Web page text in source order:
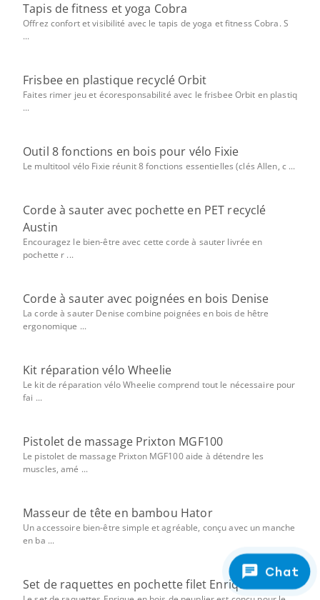
Tapis de fitness et yoga Cobra
Offrez confort et visibilité avec le tapis de yoga et fitness Cobra. S
...
Frisbee en plastique recyclé Orbit
Faites rimer jeu et écoresponsabilité avec le frisbee Orbit en plastiq
...
Outil 8 fonctions en bois pour vélo Fixie
Le multitool vélo Fixie réunit 8 fonctions essentielles (clés Allen, c ...
Corde à sauter avec pochette en PET recyclé
Austin
Encouragez le bien-être avec cette corde à sauter livrée en
pochette r ...
Corde à sauter avec poignées en bois Denise
La corde à sauter Denise combine poignées en bois de hêtre
ergonomique ...
Kit réparation vélo Wheelie
Le kit de réparation vélo Wheelie comprend tout le nécessaire pour
fai ...
Pistolet de massage Prixton MGF100
Le pistolet de massage Prixton MGF100 aide à détendre les
muscles, amé ...
Masseur de tête en bambou Hator
Un accessoire bien-être simple et agréable, conçu avec un manche
en ba ...
Set de raquettes en pochette filet Enrique
Chat